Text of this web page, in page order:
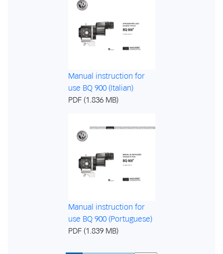
Manual instruction for
use BQ 900 (Italian)
PDF (1.836 MB)
Manual instruction for
use BQ 900 (Portuguese)
PDF (1.839 MB)